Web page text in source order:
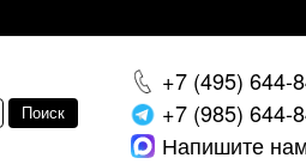
+7 (495) 644-
+7 (985) 644-
Напишите